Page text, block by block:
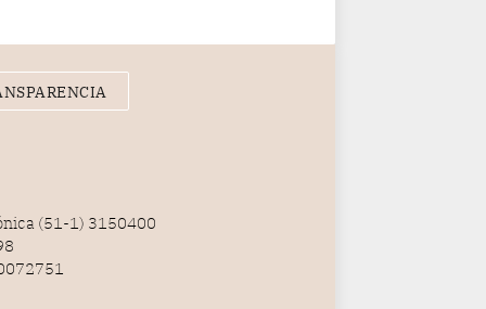
(51-1) 3150400